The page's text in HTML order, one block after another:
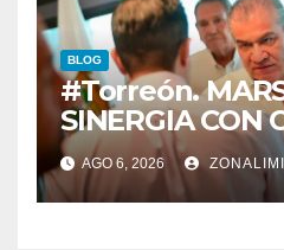
BLOG
#Torreón.
SINERGIA CON
ORGANISMOS,
DEL
TORREÓN
AGO 6, 2026